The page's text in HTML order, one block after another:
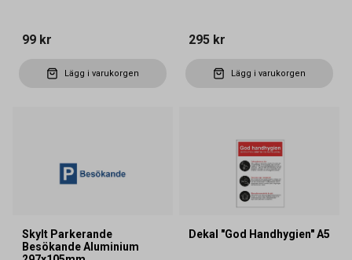
99 kr
Lägg i varukorgen
295 kr
Lägg i varukorgen
Skylt Parkerande
Besökande Aluminium
Dekal "God Handhygien" A5